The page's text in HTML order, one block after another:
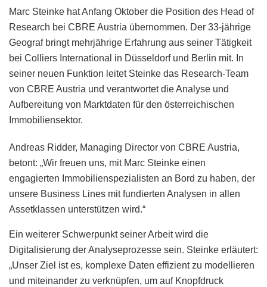
Marc Steinke hat Anfang Oktober die Position des Head of
Research bei CBRE Austria übernommen. Der 33-jährige
Geograf bringt mehrjährige Erfahrung aus seiner Tätigkeit
bei Colliers International in Düsseldorf und Berlin mit. In
seiner neuen Funktion leitet Steinke das Research-Team
von CBRE Austria und verantwortet die Analyse und
Aufbereitung von Marktdaten für den österreichischen
Immobiliensektor.
Andreas Ridder, Managing Director von CBRE Austria,
betont: „Wir freuen uns, mit Marc Steinke einen
engagierten Immobilienspezialisten an Bord zu haben, der
unsere Business Lines mit fundierten Analysen in allen
Assetklassen unterstützen wird.“
Ein weiterer Schwerpunkt seiner Arbeit wird die
Digitalisierung der Analyseprozesse sein. Steinke erläutert:
„Unser Ziel ist es, komplexe Daten effizient zu modellieren
und miteinander zu verknüpfen, um auf Knopfdruck